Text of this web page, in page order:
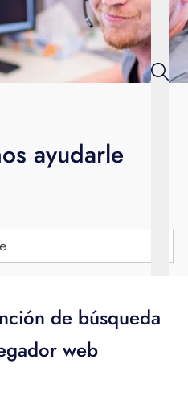
ayudarle
de búsqueda
web